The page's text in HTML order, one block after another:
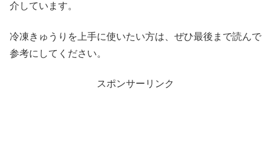
介しています。
冷凍きゅうりを上手に使いたい方は、ぜひ最後まで読んで
参考にしてください。
スポンサーリンク